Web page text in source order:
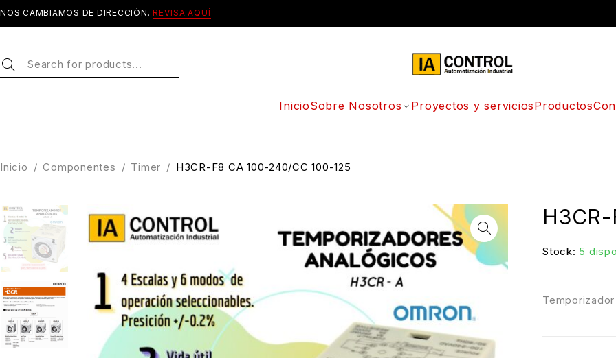
NOS CAMBIAMOS DE DIRECCIÓN. REVISA AQUÍ
InicioSobre Nosotros Proyectos y serviciosProductos
Inicio / Componentes / Timer / H3CR-F8 CA 100-240/CC 100-125
Stock: 5
Temporizador